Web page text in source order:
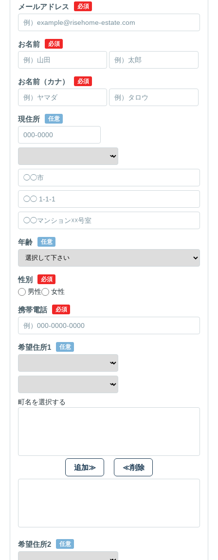
メールアドレス 必須
お名前 必須
お名前（カナ） 必須
現住所 任意
年齢 任意
性別 必須
男性 女性
携帯電話 必須
希望住所1 任意
町名を選択する
追加≫ ≪削除
希望住所2 任意